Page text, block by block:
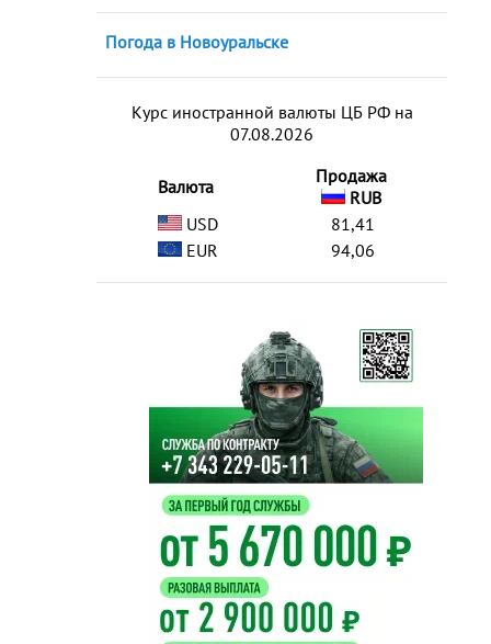
Погода в Новоуральске
Курс иностранной валюты ЦБ РФ на
07.08.2026
Валюта
Продажа
RUB
USD
81,41
EUR
94,06